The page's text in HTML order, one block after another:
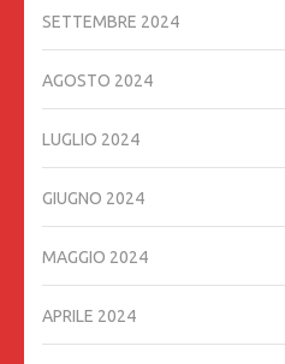
SETTEMBRE 2024
AGOSTO 2024
LUGLIO 2024
GIUGNO 2024
MAGGIO 2024
APRILE 2024